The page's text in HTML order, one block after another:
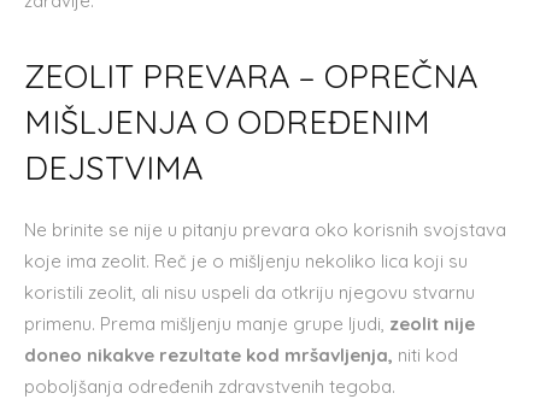
ZEOLIT PREVARA – OPREČNA
MIŠLJENJA O ODREĐENIM
DEJSTVIMA
Ne brinite se nije u pitanju prevara oko korisnih svojstava
koje ima zeolit. Reč je o mišljenju nekoliko lica koji su
koristili zeolit, ali nisu uspeli da otkriju njegovu stvarnu
primenu. Prema mišljenju manje grupe ljudi, zeolit nije
doneo nikakve rezultate kod mršavljenja, niti kod
poboljšanja određenih zdravstvenih tegoba.